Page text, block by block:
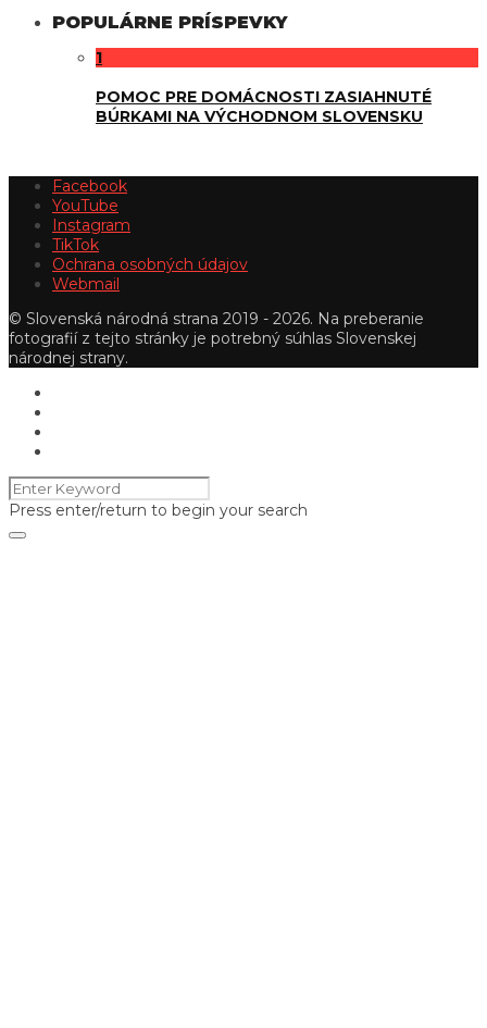
POPULÁRNE PRÍSPEVKY
1
POMOC PRE DOMÁCNOSTI ZASIAHNUTÉ
BÚRKAMI NA VÝCHODNOM SLOVENSKU
Facebook
YouTube
Instagram
TikTok
Ochrana osobných údajov
Webmail
© Slovenská národná strana 2019 - 2026. Na preberanie
fotografií z tejto stránky je potrebný súhlas Slovenskej
národnej strany.
Press enter/return to begin your search